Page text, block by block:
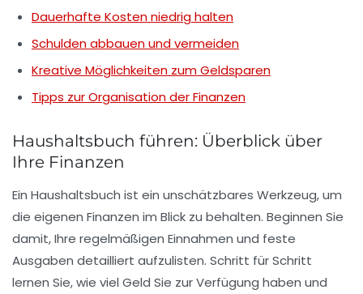
Dauerhafte Kosten niedrig halten
Schulden abbauen und vermeiden
Kreative Möglichkeiten zum Geldsparen
Tipps zur Organisation der Finanzen
Haushaltsbuch führen: Überblick über
Ihre Finanzen
Ein Haushaltsbuch ist ein unschätzbares Werkzeug, um
die eigenen Finanzen im Blick zu behalten. Beginnen Sie
damit, Ihre regelmäßigen Einnahmen und feste
Ausgaben detailliert aufzulisten. Schritt für Schritt
lernen Sie, wie viel Geld Sie zur Verfügung haben und